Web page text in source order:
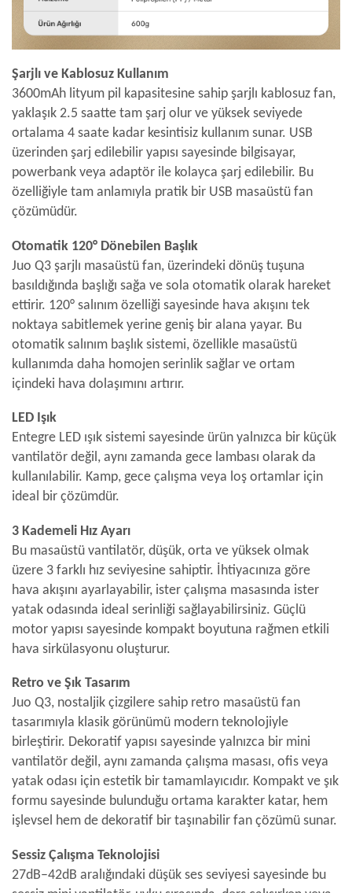
Şarjlı ve Kablosuz Kullanım
3600mAh lityum pil kapasitesine sahip şarjlı kablosuz fan,
yaklaşık 2.5 saatte tam şarj olur ve yüksek seviyede
ortalama 4 saate kadar kesintisiz kullanım sunar. USB
üzerinden şarj edilebilir yapısı sayesinde bilgisayar,
powerbank veya adaptör ile kolayca şarj edilebilir. Bu
özelliğiyle tam anlamıyla pratik bir USB masaüstü fan
çözümüdür.
Otomatik 120° Dönebilen Başlık
Juo Q3 şarjlı masaüstü fan, üzerindeki dönüş tuşuna
basıldığında başlığı sağa ve sola otomatik olarak hareket
ettirir. 120° salınım özelliği sayesinde hava akışını tek
noktaya sabitlemek yerine geniş bir alana yayar. Bu
otomatik salınım başlık sistemi, özellikle masaüstü
kullanımda daha homojen serinlik sağlar ve ortam
içindeki hava dolaşımını artırır.
LED Işık
Entegre LED ışık sistemi sayesinde ürün yalnızca bir küçük
vantilatör değil, aynı zamanda gece lambası olarak da
kullanılabilir. Kamp, gece çalışma veya loş ortamlar için
ideal bir çözümdür.
3 Kademeli Hız Ayarı
Bu masaüstü vantilatör, düşük, orta ve yüksek olmak
üzere 3 farklı hız seviyesine sahiptir. İhtiyacınıza göre
hava akışını ayarlayabilir, ister çalışma masasında ister
yatak odasında ideal serinliği sağlayabilirsiniz. Güçlü
motor yapısı sayesinde kompakt boyutuna rağmen etkili
hava sirkülasyonu oluşturur.
Retro ve Şık Tasarım
Juo Q3, nostaljik çizgilere sahip retro masaüstü fan
tasarımıyla klasik görünümü modern teknolojiyle
birleştirir. Dekoratif yapısı sayesinde yalnızca bir mini
vantilatör değil, aynı zamanda çalışma masası, ofis veya
yatak odası için estetik bir tamamlayıcıdır. Kompakt ve şık
formu sayesinde bulunduğu ortama karakter katar, hem
işlevsel hem de dekoratif bir taşınabilir fan çözümü sunar.
Sessiz Çalışma Teknolojisi
27dB–42dB aralığındaki düşük ses seviyesi sayesinde bu